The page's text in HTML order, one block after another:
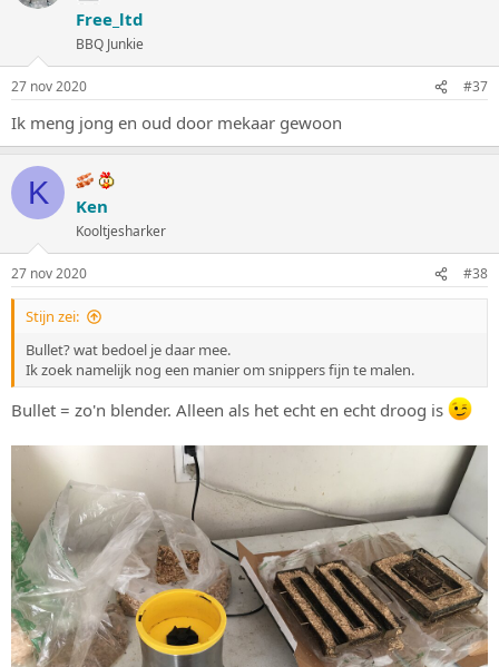
Free_ltd
BBQ Junkie
27 nov 2020 #37
Ik meng jong en oud door mekaar gewoon
K Ken
Kooltjesharker
27 nov 2020 #38
Stijn zei:
Bullet? wat bedoel je daar mee.
Ik zoek namelijk nog een manier om snippers fijn te malen.
Bullet = zo'n blender. Alleen als het echt en echt droog is